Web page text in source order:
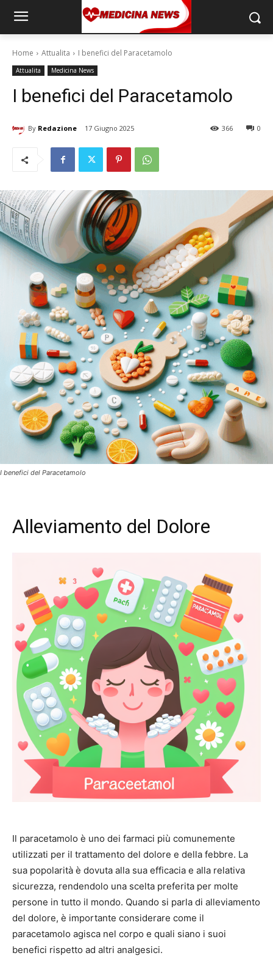
Home Attualita I benefici del Paracetamolo
Attualita Medicina News
I benefici del Paracetamolo
By Redazione 17 Giugno 2025 0
366
I benefici del Paracetamolo
Alleviamento del Dolore
Il paracetamolo è uno dei farmaci più comunemente
utilizzati per il trattamento del dolore e della febbre. La
sua popolarità è dovuta alla sua efficacia e alla relativa
sicurezza, rendendolo una scelta preferita per molte
persone in tutto il mondo. Quando si parla di alleviamento
del dolore, è importante considerare come il
paracetamolo agisca nel corpo e quali siano i suoi
benefici rispetto ad altri analgesici.